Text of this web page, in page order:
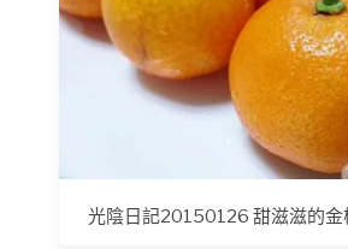
光陰日記20150126 甜滋滋的金